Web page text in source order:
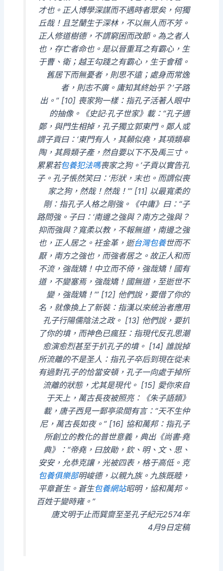
才也。正人博學深謀而不遇時者眾矣，何獨
丘哉！且芝蘭生于深林，不以無人而不芳。
正人修道樹德，不謂窮困而改節。為之者人
也，存亡者命也。是以晉重耳之有霸心，生
于曹、衛；越王勾踐之有霸心，生于會稽。
舊居下而無憂者，則思不遠；處身而常逸
者，則志不廣。庸知其終始乎？’子路
出。” [10] 喪家狗一樣：指孔子活著人眼中
的抽像。《史記·孔子世家》載：“孔子適
鄭，與門生相掉，孔子獨立郭東門。鄭人或
謂子貢曰：‘東門有人，其顙似堯，其項類皋
陶，其肩類子產，然自要以下不及禹三寸。
累累若包養犯法嗎喪家之狗。’子貢以實告孔
子。孔子悵然笑曰：‘形狀，末也。而謂似喪
家之狗，然哉！然哉！’” [11] 以最寬柔的
剛：指孔子人格之剛強。《中庸》曰：“子
路問強。子曰：‘南邊之強與？南方之強與？
抑而強與？寬柔以教，不報無道，南邊之強
也，正人居之。衽金革，逝台灣包養世而不
厭，南方之強也，而強者居之。故正人和而
不流，強哉矯！中立而不倚，強哉矯！國有
道，不變塞焉，強哉矯！國無道，至逝世不
變，強哉矯！’” [12] 他們說，要借了你的
名，就像換上了新裝：指漢以來統治者應用
孔子行陽儒陰法之政。 [13] 他們說，要扒
了你的墳，而神色已瘋狂：指現代反孔思潮
愈演愈烈甚至于扒孔子的墳。 [14] 誰說掉
所流離的不是圣人：指孔子卒后到現在從未
有過對孔子的恰當安頓，孔子一向處于掉所
流離的狀態，尤其是現代。 [15] 愛你來自
于天上，萬古長夜被照亮：《朱子語類》
載，唐子西見一郵亭梁間有言：“天不生仲
尼，萬古長如夜。” [16] 協和萬邦：指孔子
所創立的教化的普世意義，典出《尚書·堯
典》：“帝堯，曰放勛，欽、明、文、思、
安安，允恭克讓，光被四表，格于高低。克
包養俱樂部明峻德，以親九族。九族既睦，
平章蒼生。蒼生包養網站昭明，協和萬邦。
百姓于變時雍。”
唐文明于止而巽齋至圣孔子紀元2574年
4月9日定稿